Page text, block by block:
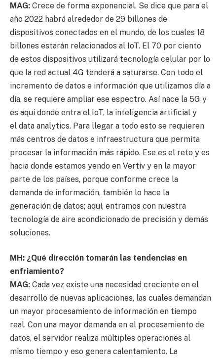
MAG: Crece de forma exponencial. Se dice que para el
año 2022 habrá alrededor de 29 billones de
dispositivos conectados en el mundo, de los cuales 18
billones estarán relacionados al IoT. El 70 por ciento
de estos dispositivos utilizará tecnología celular por lo
que la red actual 4G tenderá a saturarse. Con todo el
incremento de datos e información que utilizamos día a
día, se requiere ampliar ese espectro. Así nace la 5G y
es aquí donde entra el IoT, la inteligencia artificial y
el data analytics. Para llegar a todo esto se requieren
más centros de datos e infraestructura que permita
procesar la información más rápido. Ese es el reto y es
hacia donde estamos yendo en Vertiv y en la mayor
parte de los países, porque conforme crece la
demanda de información, también lo hace la
generación de datos; aquí, entramos con nuestra
tecnología de aire acondicionado de precisión y demás
soluciones.
MH: ¿Qué dirección tomarán las tendencias en
enfriamiento?
MAG: Cada vez existe una necesidad creciente en el
desarrollo de nuevas aplicaciones, las cuales demandan
un mayor procesamiento de información en tiempo
real. Con una mayor demanda en el procesamiento de
datos, el servidor realiza múltiples operaciones al
mismo tiempo y eso genera calentamiento. La